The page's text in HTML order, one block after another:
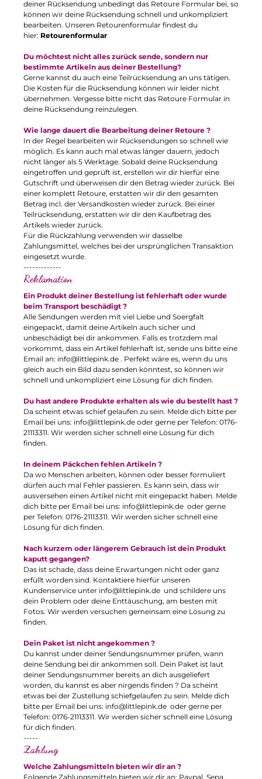
deiner Rücksendung unbedingt das Retoure Formular bei, so
können wir deine Rücksendung schnell und unkompliziert
bearbeiten. Unseren Retourenformular findest du
hier: Retourenformular
Du möchtest nicht alles zurück sende, sondern nur
bestimmte Artikeln aus deiner Bestellung?
Gerne kannst du auch eine Teilrücksendung an uns tätigen.
Die Kosten für die Rücksendung können wir leider nicht
übernehmen. Vergesse bitte nicht das Retoure Formular in
deine Rücksendung reinzulegen.
Wie lange dauert die Bearbeitung deiner Retoure ?
In der Regel bearbeiten wir Rücksendungen so schnell wie
möglich. Es kann auch mal etwas länger dauern, jedoch
nicht länger als 5 Werktage. Sobald deine Rücksendung
eingetroffen und geprüft ist, erstellen wir dir hierfür eine
Gutschrift und überweisen dir den Betrag wieder zurück. Bei
einer komplett Retoure, erstatten wir dir den gesamten
Betrag incl. der Versandkosten wieder zurück. Bei einer
Teilrücksendung, erstatten wir dir den Kaufbetrag des
Artikels wieder zurück.
Für die Rückzahlung verwenden wir dasselbe
Zahlungsmittel, welches bei der ursprünglichen Transaktion
eingesetzt wurde.
-------------
Reklamation
Ein Produkt deiner Bestellung ist fehlerhaft oder wurde
beim Transport beschädigt ?
Alle Sendungen werden mit viel Liebe und Soergfalt
eingepackt, damit deine Artikeln auch sicher und
unbeschädigt bei dir ankommen. Falls es trotzdem mal
vorkommt, dass ein Artikel fehlerhaft ist, sende uns bitte eine
Email an: info@littlepink.de . Perfekt wäre es, wenn du uns
gleich auch ein Bild dazu senden könntest, so können wir
schnell und unkompliziert eine Lösung für dich finden.
Du hast andere Produkte erhalten als wie du bestellt hast ?
Da scheint etwas schief gelaufen zu sein. Melde dich bitte per
Email bei uns: info@littlepink.de oder gerne per Telefon: 0176-
21113311. Wir werden sicher schnell eine Lösung für dich
finden.
In deinem Päckchen fehlen Artikeln ?
Da wo Menschen arbeiten, können oder besser formuliert
dürfen auch mal Fehler passieren. Es kann sein, dass wir
ausversehen einen Artikel nicht mit eingepackt haben. Melde
dich bitte per Email bei uns: info@littlepink.de oder gerne
per Telefon: 0176-21113311. Wir werden sicher schnell eine
Lösung für dich finden.
Nach kurzem oder längerem Gebrauch ist dein Produkt
kaputt gegangen?
Das ist schade, dass deine Erwartungen nicht oder ganz
erfüllt worden sind. Kontaktiere hierfür unseren
Kundenservice unter info@littlepink.de und schildere uns
dein Problem oder deine Enttäuschung, am besten mit
Fotos. Wir werden versuchen gemeinsam eine Lösung zu
finden.
Dein Paket ist nicht angekommen ?
Du kannst under deiner Sendungsnummer prüfen, wann
deine Sendung bei dir ankommen soll. Dein Paket ist laut
deiner Sendungsnummer bereits an dich ausgeliefert
worden, du kannst es aber nirgends finden ? Da scheint
etwas bei der Zustellung schiefgelaufen zu sein. Melde dich
bitte per Email bei uns: info@littlepink.de oder gerne per
Telefon: 0176-21113311. Wir werden sicher schnell eine Lösung
für dich finden.
-----
Zahlung
Welche Zahlungsmitteln bieten wir dir an ?
Folgende Zahlungsmitteln bieten wir dir an: Paypal, Sepa,